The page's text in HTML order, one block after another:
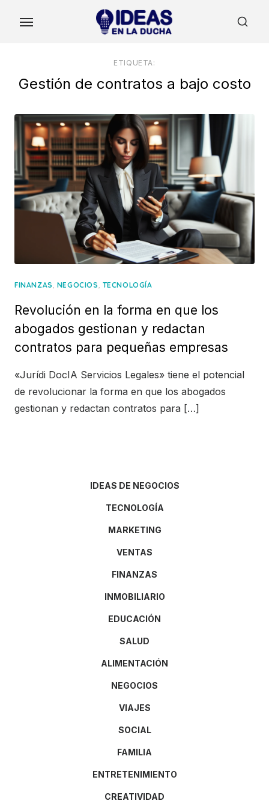
ETIQUETA:
Gestión de contratos a bajo costo
FINANZAS, NEGOCIOS, TECNOLOGÍA
Revolución en la forma en que los
abogados gestionan y redactan
contratos para pequeñas empresas
«Jurídi DocIA Servicios Legales» tiene el potencial
de revolucionar la forma en que los abogados
gestionan y redactan contratos para […]
IDEAS DE NEGOCIOS
TECNOLOGÍA
MARKETING
VENTAS
FINANZAS
INMOBILIARIO
EDUCACIÓN
SALUD
ALIMENTACIÓN
NEGOCIOS
VIAJES
SOCIAL
FAMILIA
ENTRETENIMIENTO
CREATIVIDAD